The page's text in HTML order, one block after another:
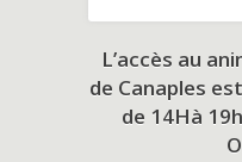
L’accès au
de Canaples
de 14Hà